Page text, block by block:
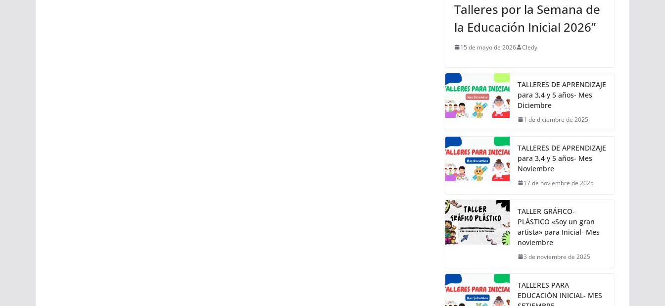
Talleres por la Semana de
la Educación Inicial 2026”
15 de mayo de 2026 Cledy
TALLERES DE APRENDIZAJE
para 3,4 y 5 años- Mes
Diciembre
1 de diciembre de 2025
TALLERES DE APRENDIZAJE
para 3,4 y 5 años- Mes
Noviembre
17 de noviembre de 2025
TALLER GRÁFICO-
PLÁSTICO «Soy un gran
artista» para Inicial- Mes
noviembre
3 de noviembre de 2025
TALLERES PARA
EDUCACIÓN INICIAL- MES